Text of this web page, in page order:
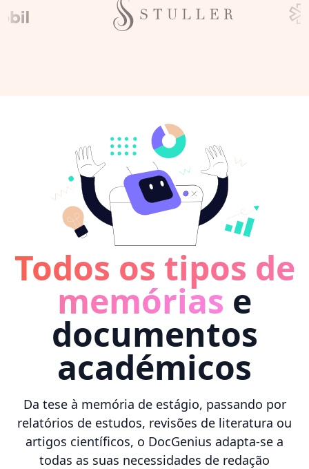
Todos os tipos de
memórias e
documentos
académicos
Da tese à memória de estágio, passando por
relatórios de estudos, revisões de literatura ou
artigos científicos, o DocGenius adapta-se a
todas as suas necessidades de redação